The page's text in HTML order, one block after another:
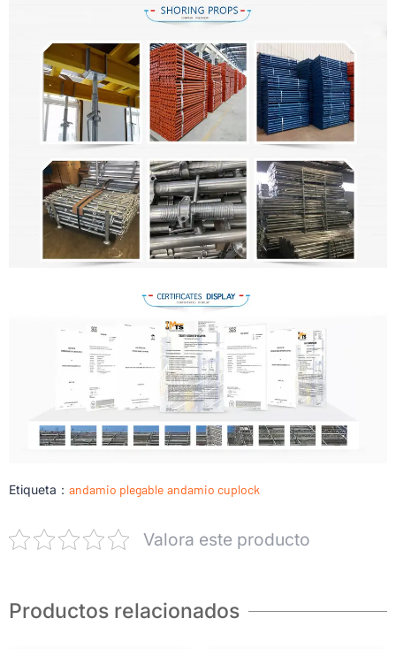
Etiqueta： andamio plegable andamio cuplock
Valora este producto
Productos relacionados